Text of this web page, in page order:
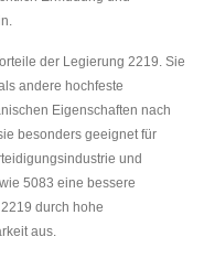
der Legierung 2219. Sie
andere hochfeste
Eigenschaften nach
besonders geeignet für
und
5083 eine bessere
durch hohe
aus.